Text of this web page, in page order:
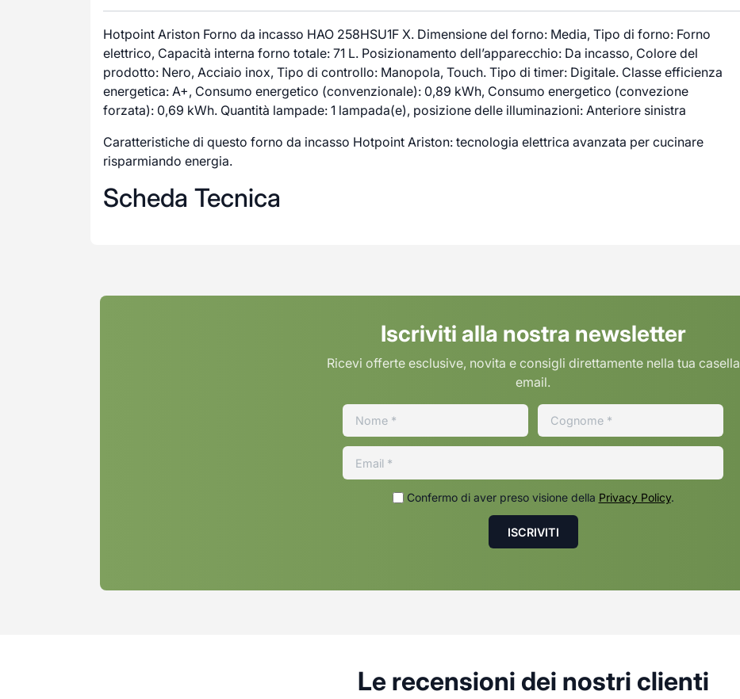
Hotpoint Ariston Forno da incasso HAO 258HSU1F X. Dimensione del forno: Media, Tipo di forno: Forno
elettrico, Capacità interna forno totale: 71 L. Posizionamento dell’apparecchio: Da incasso, Colore del
prodotto: Nero, Acciaio inox, Tipo di controllo: Manopola, Touch. Tipo di timer: Digitale. Classe efficienza
energetica: A+, Consumo energetico (convenzionale): 0,89 kWh, Consumo energetico (convezione
forzata): 0,69 kWh. Quantità lampade: 1 lampada(e), posizione delle illuminazioni: Anteriore sinistra
Caratteristiche di questo forno da incasso Hotpoint Ariston: tecnologia elettrica avanzata per cucinare
risparmiando energia.
Scheda Tecnica
Iscriviti alla nostra newsletter
Ricevi offerte esclusive, novita e consigli direttamente nella tua casella
email.
Confermo di aver preso visione della Privacy Policy.
Le recensioni dei nostri clienti